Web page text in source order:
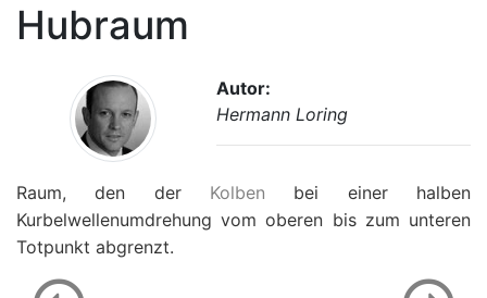
Hubraum
Autor:
Hermann Loring
Raum, den der Kolben bei einer halben
Kurbelwellenumdrehung vom oberen bis zum unteren
Totpunkt abgrenzt.